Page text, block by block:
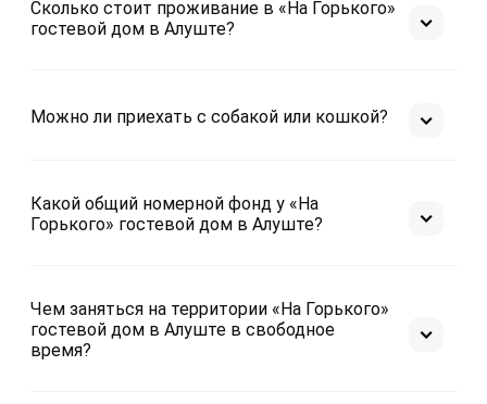
Сколько стоит проживание в «На Горького»
гостевой дом в Алуште?
Можно ли приехать с собакой или кошкой?
Какой общий номерной фонд у «На
Горького» гостевой дом в Алуште?
Чем заняться на территории «На Горького»
гостевой дом в Алуште в свободное
время?